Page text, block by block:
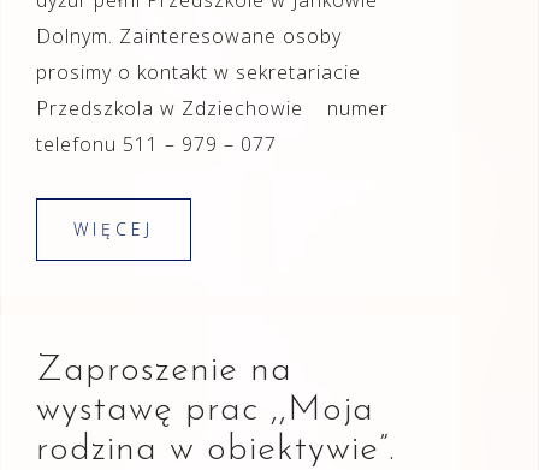
Dolnym. Zainteresowane osoby
prosimy o kontakt w sekretariacie
Przedszkola w Zdziechowie numer
telefonu 511 – 979 – 077
WIĘCEJ
Zaproszenie na
wystawę prac ,,Moja
rodzina w obiektywie”.